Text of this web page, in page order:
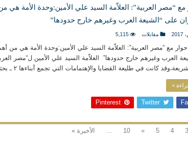
“مصر العربية”: العلاّمة السيد علي الأمين:وحدة الأمة هي
على “الشيعة العرب وغيرهم خارج حدودها”
مقابلات 5,115
مع “مصر العربية”: العلاّمة السيد علي الأمين:وحدة الأمة هي من
كانت في طليعة القضايا والإهتمامات التي تجمع أبناءها ٢ ـ بحثت …
»
Twitter
Pinterest
3
4
5
»
10
... الأخيرة »